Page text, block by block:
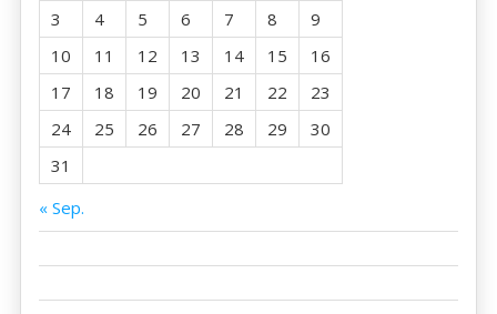
3
4 5 6 7 8
9
10
11 12 13 14 15
16
17
18 19 20 21 22
23
24
25 26 27 28 29
30
31
« Sep.